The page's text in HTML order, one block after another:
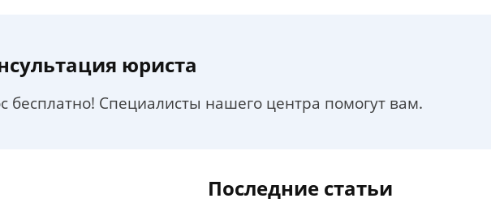
юриста
бесплатно! Специалисты нашего центра помогут вам.
Последние статьи